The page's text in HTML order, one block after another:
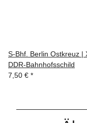
S-Bhf. Berlin Ostkreuz |
DDR-Bahnhofsschild
7,50 € *